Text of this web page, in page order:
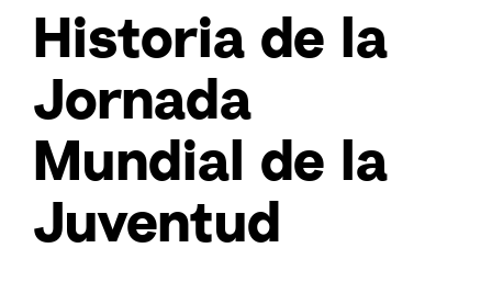
Historia de la
Jornada
Mundial de la
Juventud